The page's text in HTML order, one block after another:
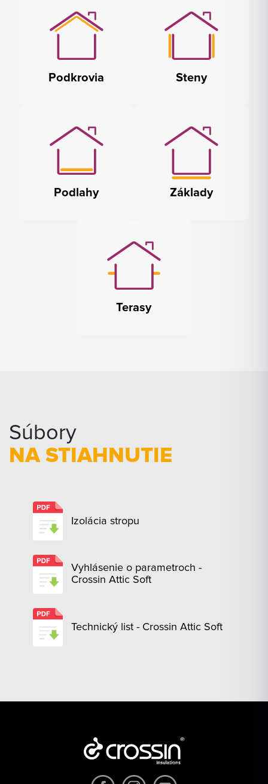
Podkrovia Steny
Podlahy Základy
Terasy
Súbory
NA STIAHNUTIE
Izolácia stropu
Vyhlásenie o parametroch -
Crossin Attic Soft
Technický list - Crossin Attic Soft